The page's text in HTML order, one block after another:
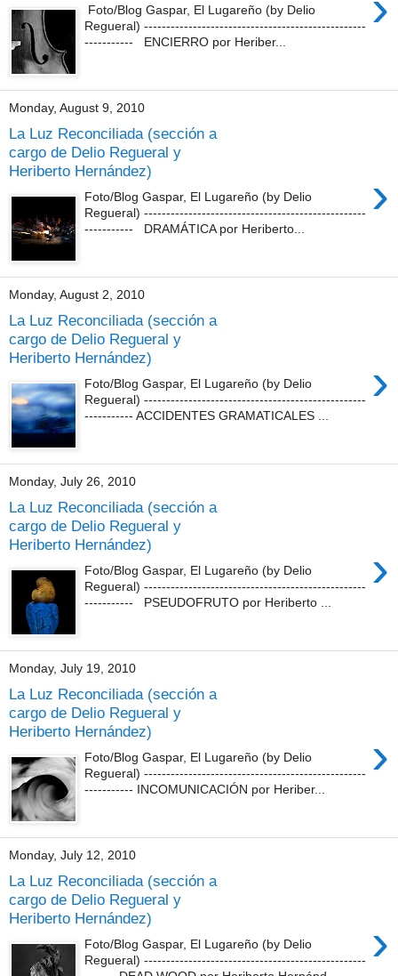
Foto/Blog Gaspar, El Lugareño (by Delio
Regueral) --------------------------------------------------
----------- ENCIERRO por Heriber...
Monday, August 9, 2010
La Luz Reconciliada (sección a
cargo de Delio Regueral y
Heriberto Hernández)
›
Foto/Blog Gaspar, El Lugareño (by Delio
Regueral) --------------------------------------------------
----------- DRAMÁTICA por Heriberto...
Monday, August 2, 2010
La Luz Reconciliada (sección a
cargo de Delio Regueral y
Heriberto Hernández)
›
Foto/Blog Gaspar, El Lugareño (by Delio
Regueral) --------------------------------------------------
----------- ACCIDENTES GRAMATICALES ...
Monday, July 26, 2010
La Luz Reconciliada (sección a
cargo de Delio Regueral y
Heriberto Hernández)
›
Foto/Blog Gaspar, El Lugareño (by Delio
Regueral) --------------------------------------------------
----------- PSEUDOFRUTO por Heriberto ...
Monday, July 19, 2010
La Luz Reconciliada (sección a
cargo de Delio Regueral y
Heriberto Hernández)
›
Foto/Blog Gaspar, El Lugareño (by Delio
Regueral) --------------------------------------------------
----------- INCOMUNICACIÓN por Heriber...
Monday, July 12, 2010
La Luz Reconciliada (sección a
cargo de Delio Regueral y
Heriberto Hernández)
›
Foto/Blog Gaspar, El Lugareño (by Delio
Regueral) --------------------------------------------------